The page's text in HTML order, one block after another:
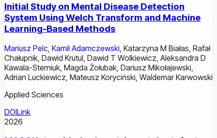
Initial Study on Mental Disease Detection
System Using Welch Transform and Machine
Learning-Based Methods
Mariusz Pelc Kamil Adamczewski Katarzyna M Białas Rafał
Chałupnik Dawid Krutul Dawid T Wolkiewicz Aleksandra D
Kawala-Sterniuk Magda Żołubak Dariusz Mikołajewski
Adrian Luckiewicz Mateusz Koryciński Waldemar Karwowski
Applied Sciences
DOILink
2026